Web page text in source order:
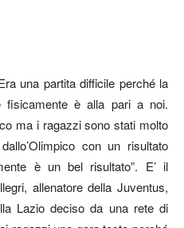
una partita difficile perché la
è alla pari a noi.
ma i ragazzi sono stati molto
con un risultato
è un bel risultato”. E’ il
allenatore della Juventus,
Lazio deciso da una rete di